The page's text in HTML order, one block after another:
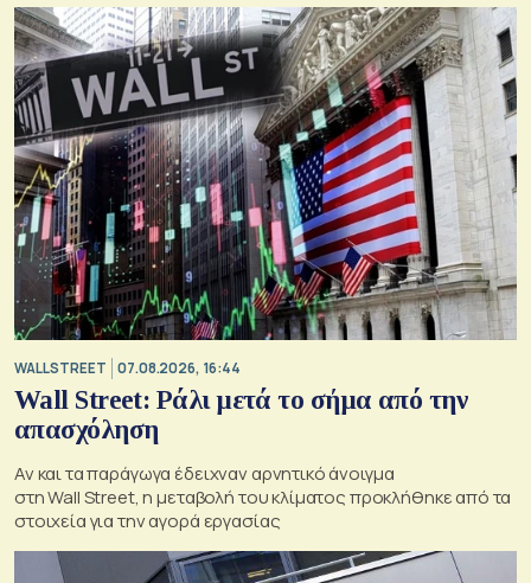
WALL STREET 07.08.2026, 16:44
Wall Street: Ράλι μετά το σήμα από την
απασχόληση
Αν και τα παράγωγα έδειχναν αρνητικό άνοιγμα
στη Wall Street, η μεταβολή του κλίματος προκλήθηκε από τα
στοιχεία για την αγορά εργασίας